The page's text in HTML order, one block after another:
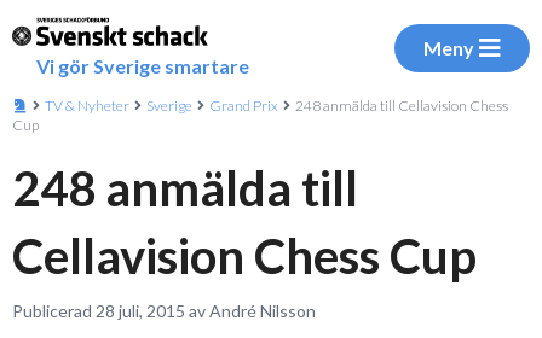
Vi gör Sverige smartare
Meny
TV & Nyheter Sverige Grand Prix
248 anmälda till Cellavision Chess
Cup
248 anmälda till
Cellavision Chess Cup
Publicerad 28 juli, 2015 av André Nilsson